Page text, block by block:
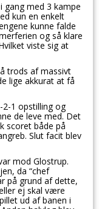
gang med 3 kampe
kun en enkelt
kunne falde
og så klare
viste sig at
trods af massivt
lige akkurat at få
2-1 opstilling og
de leve med. Det
scoret både på
Slut facit blev
mod Glostrup.
da “chef
på grund af dette,
ej skal være
ud af banen i